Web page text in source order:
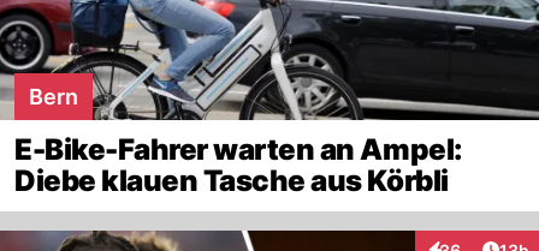
Bern
E-Bike-Fahrer warten an Ampel:
Diebe klauen Tasche aus Körbli